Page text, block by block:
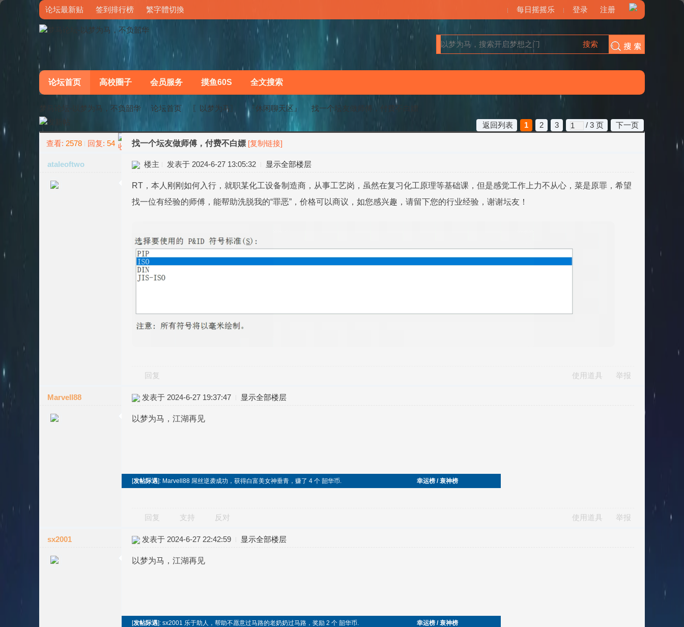
论坛最新贴 签到排行榜 繁字體切換 每日摇摇乐 登录 注册
搜索
论坛首页 高校圈子 会员服务 摸鱼60S 全文搜索
梦马论坛-以梦为马，不负韶华 论坛首页 〖以梦为马〗 『休闲聊天区』
找一个坛友做师傅，付费不白嫖
1
2 3 / 3 页 下一页
返回列表
查看: 2578 回复: 54 找一个坛友做师傅，付费不白嫖 [复制链接]
ataleoftwo 楼主 发表于 2024-6-27 13:05:32 显示全部楼层
RT，本人刚刚如何入行，就职某化工设备制造商，从事工艺岗，虽然在复习化工原理等基础课，但是感觉工作上力不从心，菜是原罪，希望
找一位有经验的师傅，能帮助洗脱我的“罪恶”，价格可以商议，如您感兴趣，请留下您的行业经验，谢谢坛友！
回复 使用道具 举报
Marvell88 发表于 2024-6-27 19:37:47 显示全部楼层
以梦为马，江湖再见
[发帖际遇]: Marvell88 屌丝逆袭成功，获得白富美女神垂青，赚了 4 个 韶华币. 幸运榜 / 衰神榜
回复 支持 反对 使用道具 举报
sx2001 发表于 2024-6-27 22:42:59 显示全部楼层
以梦为马，江湖再见
[发帖际遇]: sx2001 乐于助人，帮助不愿意过马路的老奶奶过马路，奖励 2 个 韶华币. 幸运榜 / 衰神榜